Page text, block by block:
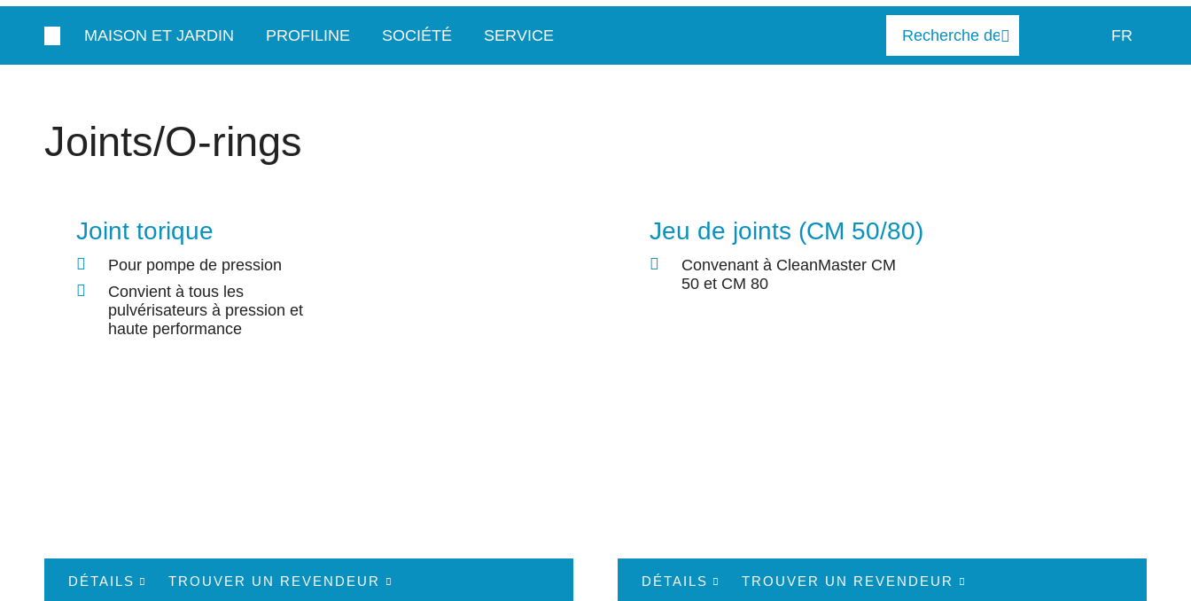
MAISON ET JARDIN PROFILINE SOCIÉTÉ SERVICE FR
Joints/O-rings
Joint torique
Pour pompe de pression
Convient à tous les
pulvérisateurs à pression et
haute performance
DÉTAILS TROUVER UN REVENDEUR
Jeu de joints (CM 50/80)
Convenant à CleanMaster CM
50 et CM 80
DÉTAILS TROUVER UN REVENDEUR